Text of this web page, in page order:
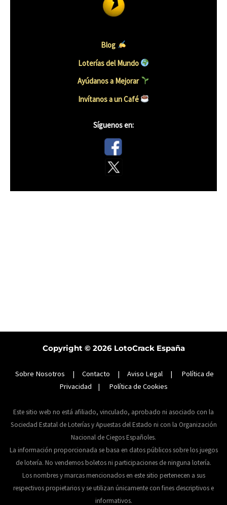
Blog
Loterías del Mundo
Ayúdanos a Mejorar
Invítanos a un Café
Síguenos en:
Copyright © 2026 LotoCrack España
Sobre Nosotros | Contacto | Aviso Legal | Política de
Privacidad | Política de Cookies
Este sitio web no está afiliado, vinculado, aprobado ni asociado con la
Sociedad Estatal de Loterías y Apuestas del Estado ni con la Organización
Nacional de Ciegos Españoles.
La información proporcionada se basa en datos públicos sobre los juegos
de lotería. No vendemos boletos ni participaciones de ninguna lotería.
Los nombres y marcas mencionados en este sitio pertenecen a sus
respectivos propietarios y se utilizan únicamente con fines descriptivos e
informativos.